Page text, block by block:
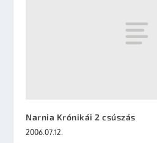
Narnia Krónikái 2 csúszás
2006.07.12.